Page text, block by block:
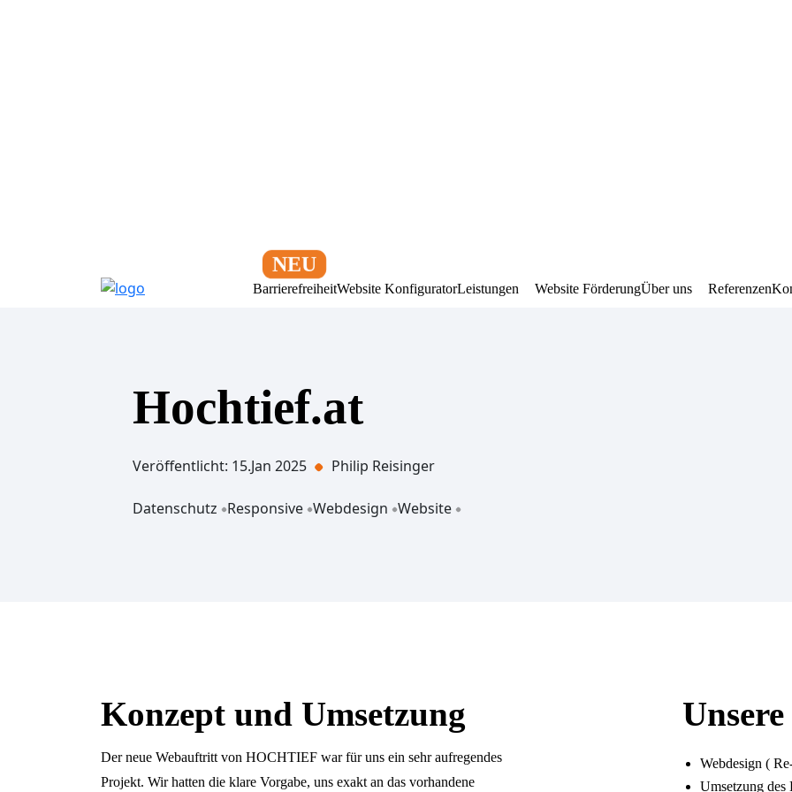
BarrierefreiheitWebsite KonfiguratorLeistungen Website FörderungÜber uns Referenzen
Hochtief.at
Veröffentlicht: 15.Jan 2025 Philip Reisinger
Datenschutz Responsive Webdesign Website
Konzept und Umsetzung
Der neue Webauftritt von HOCHTIEF war für uns ein sehr aufregendes
Projekt. Wir hatten die klare Vorgabe, uns exakt an das vorhandene
Webdesign (
Umsetzung des